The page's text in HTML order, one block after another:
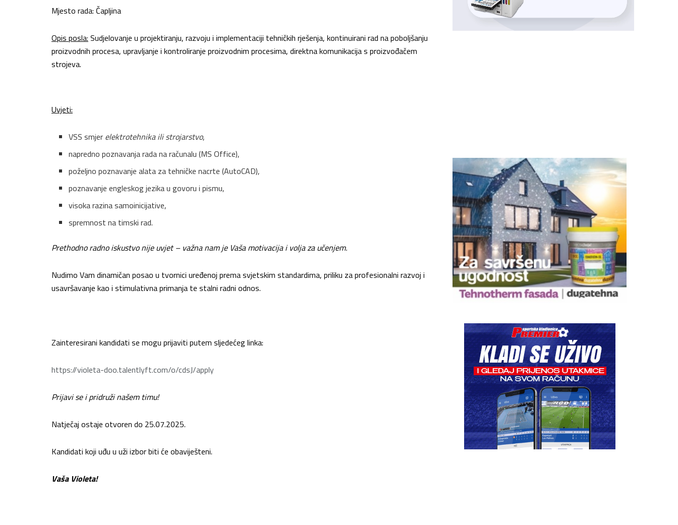
Mjesto rada: Čapljina
Opis posla: Sudjelovanje u projektiranju, razvoju i implementaciji tehničkih rješenja, kontinuirani rad na poboljšanju
proizvodnih procesa, upravljanje i kontroliranje proizvodnim procesima, direktna komunikacija s proizvođačem
strojeva.
Uvjeti:
VSS smjer elektrotehnika ili strojarstvo,
napredno poznavanja rada na računalu (MS Office),
poželjno poznavanje alata za tehničke nacrte (AutoCAD),
poznavanje engleskog jezika u govoru i pismu,
visoka razina samoinicijative,
spremnost na timski rad.
Prethodno radno iskustvo nije uvjet – važna nam je Vaša motivacija i volja za učenjem.
Nudimo Vam dinamičan posao u tvornici uređenoj prema svjetskim standardima, priliku za profesionalni razvoj i
usavršavanje kao i stimulativna primanja te stalni radni odnos.
Zainteresirani kandidati se mogu prijaviti putem sljedećeg linka:
https://violeta-doo.talentlyft.com/o/cdsJ/apply
Prijavi se i pridruži našem timu!
Natječaj ostaje otvoren do 25.07.2025.
Kandidati koji uđu u uži izbor biti će obaviješteni.
Vaša Violeta!